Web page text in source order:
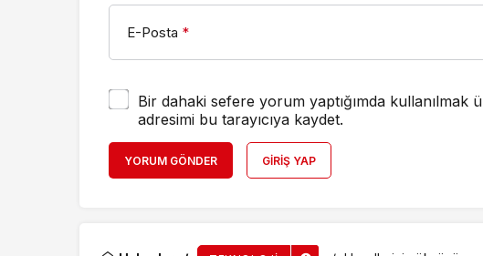
E-Posta *
Bir dahaki sefere yorum yaptığımda kullanılmak
adresimi bu tarayıcıya kaydet.
YORUM GÖNDER GIRIŞ YAP